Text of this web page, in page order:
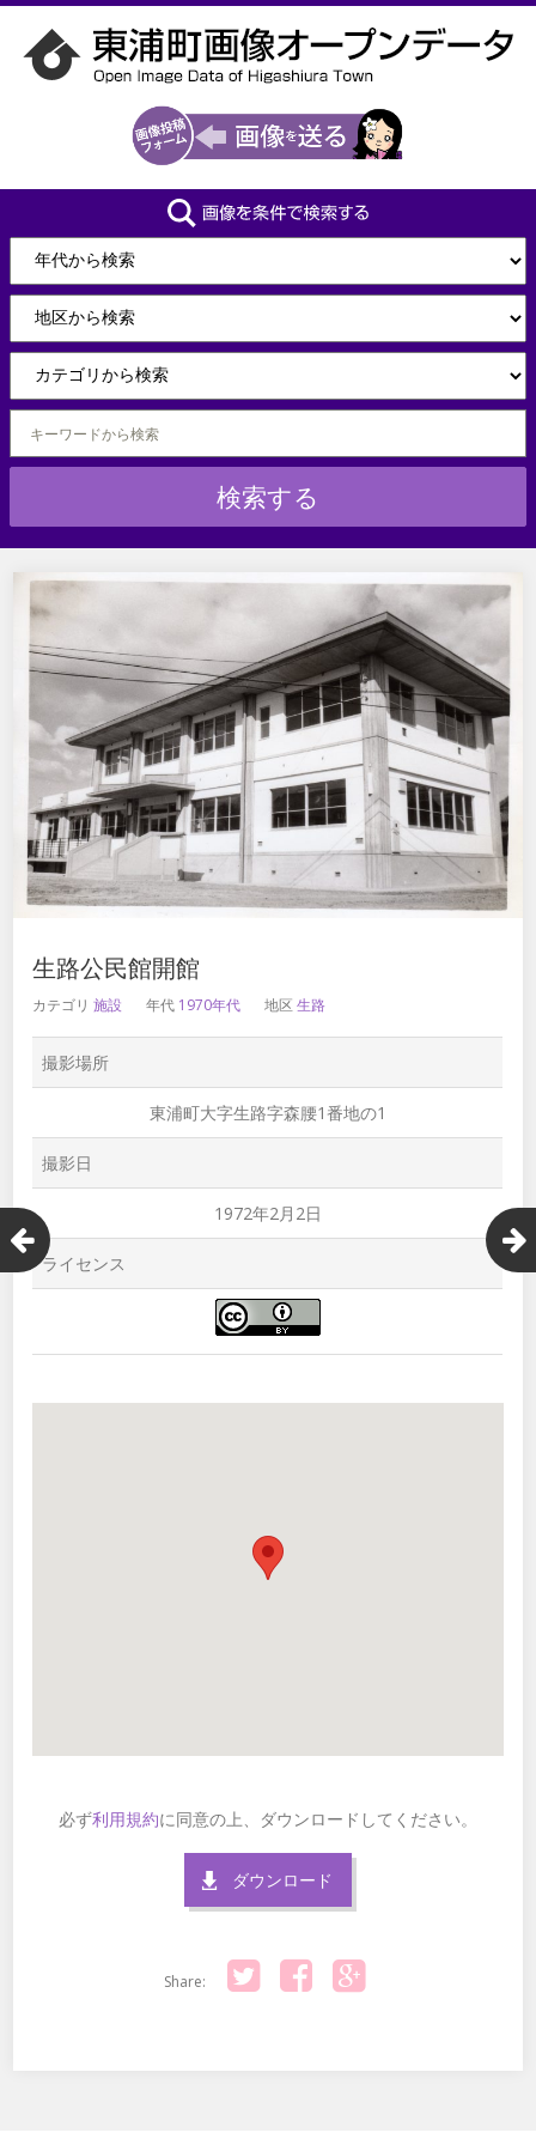
生路公民館開館
カテゴリ施設 年代 1970年代 地区生路
撮影場所
東浦町大字生路字森腰1番地の1
撮影日
1972年2月2日
ライセンス
必ず利用規約に同意の上、ダウンロードしてください。
ダウンロード
Share: